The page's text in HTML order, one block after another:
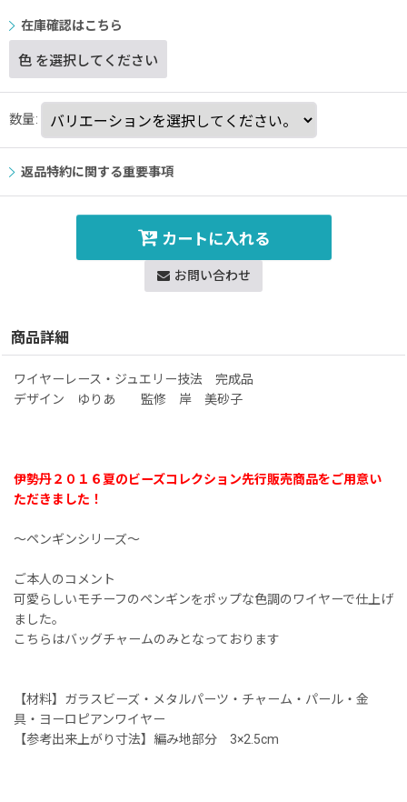
在庫確認はこちら
色 を選択してください
数量:
返品特約に関する重要事項
カートに入れる
お問い合わせ
商品詳細
ワイヤーレース・ジュエリー技法 完成品
デザイン ゆりあ 監修 岸 美砂子
伊勢丹２０１６夏のビーズコレクション先行販売商品をご用意い
ただきました！
〜ペンギンシリーズ〜
ご本人のコメント
可愛らしいモチーフのペンギンをポップな色調のワイヤーで仕上げ
ました。
こちらはバッグチャームのみとなっております
【材料】ガラスビーズ・メタルパーツ・チャーム・パール・金
具・ヨーロピアンワイヤー
【参考出来上がり寸法】編み地部分 3×2.5cm